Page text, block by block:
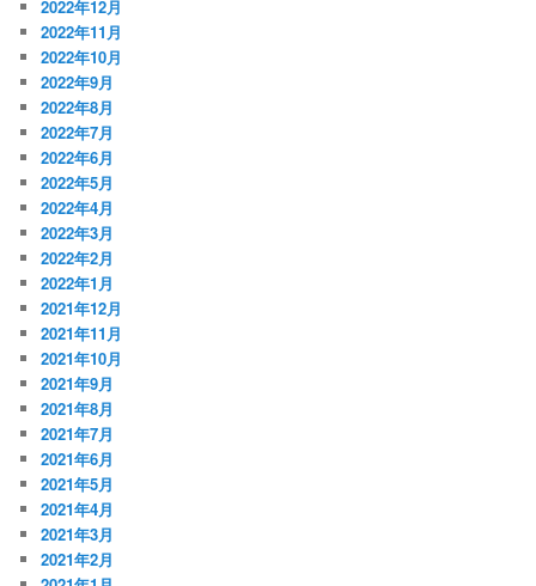
2022年12月
2022年11月
2022年10月
2022年9月
2022年8月
2022年7月
2022年6月
2022年5月
2022年4月
2022年3月
2022年2月
2022年1月
2021年12月
2021年11月
2021年10月
2021年9月
2021年8月
2021年7月
2021年6月
2021年5月
2021年4月
2021年3月
2021年2月